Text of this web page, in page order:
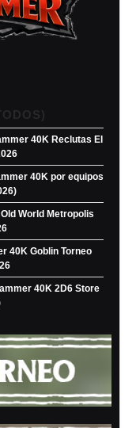
40K Reclutas El
40K por equipos
World Metropolis
40K Goblin Torneo
40K 2D6 Store